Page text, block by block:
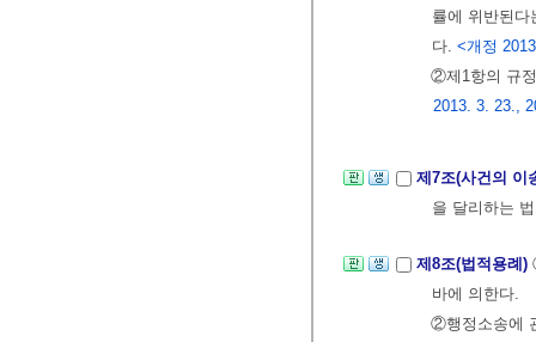
률에 위반된
다. <개정
②제1항의 규
2013. 3. 23.,
제7조(사건의 이
을 달리하는
제8조(법적용례)
바에 의한다.
②행정소송에